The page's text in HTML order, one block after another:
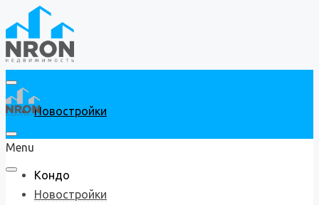
Новостройки
Кондо
Menu
Новостройки